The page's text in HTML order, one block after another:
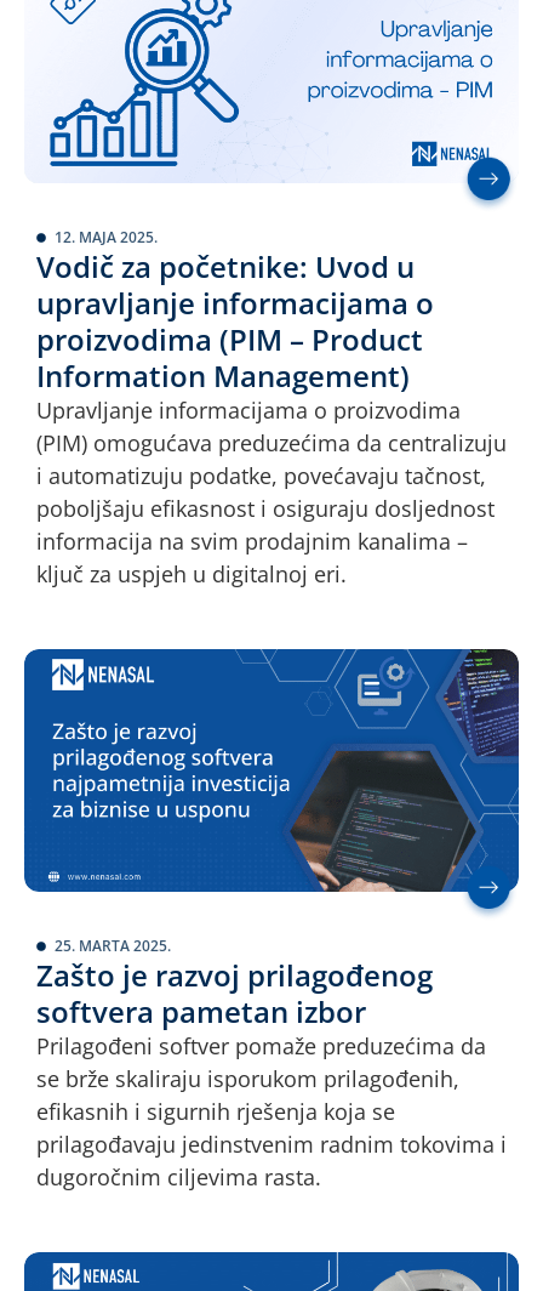
12. MAJA 2025.
Vodič za početnike: Uvod u
upravljanje informacijama o
proizvodima (PIM – Product
Information Management)
Upravljanje informacijama o proizvodima
(PIM) omogućava preduzećima da centralizuju
i automatizuju podatke, povećavaju tačnost,
poboljšaju efikasnost i osiguraju dosljednost
informacija na svim prodajnim kanalima –
ključ za uspjeh u digitalnoj eri.
25. MARTA 2025.
Zašto je razvoj prilagođenog
softvera pametan izbor
Prilagođeni softver pomaže preduzećima da
se brže skaliraju isporukom prilagođenih,
efikasnih i sigurnih rješenja koja se
prilagođavaju jedinstvenim radnim tokovima i
dugoročnim ciljevima rasta.